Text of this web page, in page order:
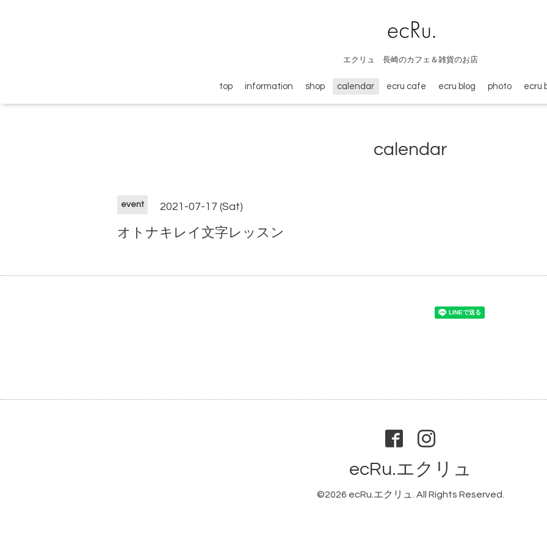
エクリュ 長崎のカフェ＆雑貨のお店
top information shop calendar ecru cafe ecru blog photo ecru
calendar
event 2021-07-17 (Sat)
オトナキレイ文字レッスン
ecRu.エクリュ
©2026 ecRu.エクリュ . All Rights Reserved.